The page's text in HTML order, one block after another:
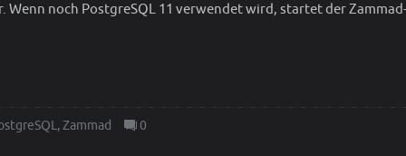
Wenn noch PostgreSQL 11 verwendet wird, startet der Zammad-
,Zammad 0